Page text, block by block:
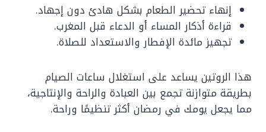
إنهاء تحضير الطعام بشكل هادئ دون إجهاد.
قراءة أذكار المساء أو الدعاء قبل المغرب.
تجهيز مائدة الإفطار والاستعداد للصلاة.
هذا الروتين يساعد على استغلال ساعات الصيام
بطريقة متوازنة تجمع بين العبادة والراحة والإنتاجية،
مما يجعل يومك في رمضان أكثر تنظيمًا وراحة.